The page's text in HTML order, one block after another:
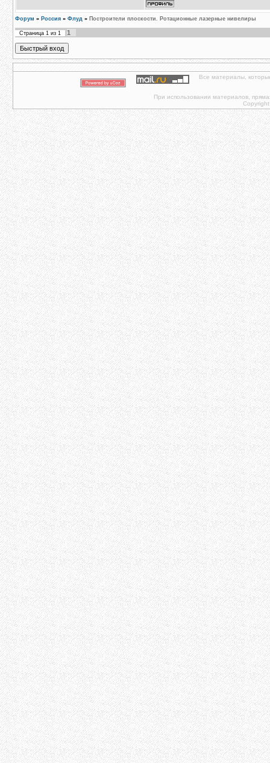
Форум » Россия » Флуд » Построители плоскости. Ротационные лазерные нивелиры
Страница 1 из 1 1
Все материалы,
При использовании материалов,